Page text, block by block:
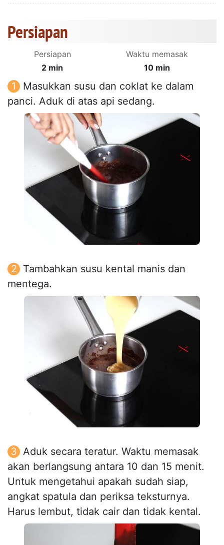
Persiapan
Persiapan
2 min
Waktu memasak
10 min
Masukkan susu dan coklat ke dalam
panci. Aduk di atas api sedang.
Tambahkan susu kental manis dan
mentega.
Aduk secara teratur. Waktu memasak
akan berlangsung antara 10 dan 15 menit.
Untuk mengetahui apakah sudah siap,
angkat spatula dan periksa teksturnya.
Harus lembut, tidak cair dan tidak kental.